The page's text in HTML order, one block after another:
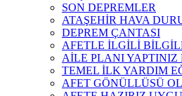
SON DEPREMLER
ATAŞEHİR HAVA
DEPREM ÇANTASI
AFETLE İLGİLİ
AİLE PLANI YAPTINIZ
TEMEL İLK YARDIM
AFET GÖNÜLLÜSÜ OL